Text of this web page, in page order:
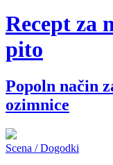
Recept za
pito
Popoln način
ozimnice
Scena / Dogodki